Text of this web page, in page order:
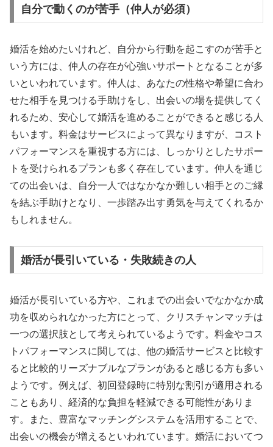
自分で動くのが苦手（仲人が必須）
婚活を始めたいけれど、自分から行動を起こすのが苦手と
いう方には、仲人の存在が心強いサポートとなることが多
いといわれています。仲人は、あなたの性格や希望に合わ
せた相手を見つける手助けをし、出会いの場を提供してく
れるため、安心して婚活を進めることができると感じる人
もいます。料金はサービスによって異なりますが、コスト
パフォーマンスを重視する方には、しっかりとしたサポー
トを受けられるプランも多く存在しています。仲人を通じ
ての出会いは、自分一人ではなかなか難しい相手とのご縁
を結ぶ手助けとなり、一歩踏み出す勇気を与えてくれるか
もしれません。
婚活が長引いている・失敗続きの人
婚活が長引いている方や、これまでの出会いでなかなか成
功を収められなかった方にとって、クリスチャンマッチは
一つの選択肢として考えられているようです。料金やコス
トパフォーマンスに関しては、他の婚活サービスと比較す
ると比較的リーズナブルなプランがあると感じる方も多い
ようです。例えば、初回登録時に特別な割引が適用される
こともあり、経済的な負担を軽減できる可能性がありま
す。また、豊富なマッチングシステムを活用することで、
出会いの機会が増えるといわれています。婚活においてつ